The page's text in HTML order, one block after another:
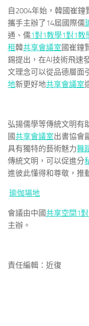
自2004年始，韓國崔
攜手主辦了14屆國際儒
通、儒1對1教學1對1教
租韓共享會議室國崔鐘
錫提出，在AI技術飛速
文理念可以從品德層面
地新更好地共享會議室
弘揚儒學等傳統文明有
國共享會議室出書協會
具有獨特的藝術魅力舞
傳統文明，可以促進分
進彼此懂得和尊敬，推
瑜伽場地
會議由中國共享空間 1
主辦。
責任編輯：近復